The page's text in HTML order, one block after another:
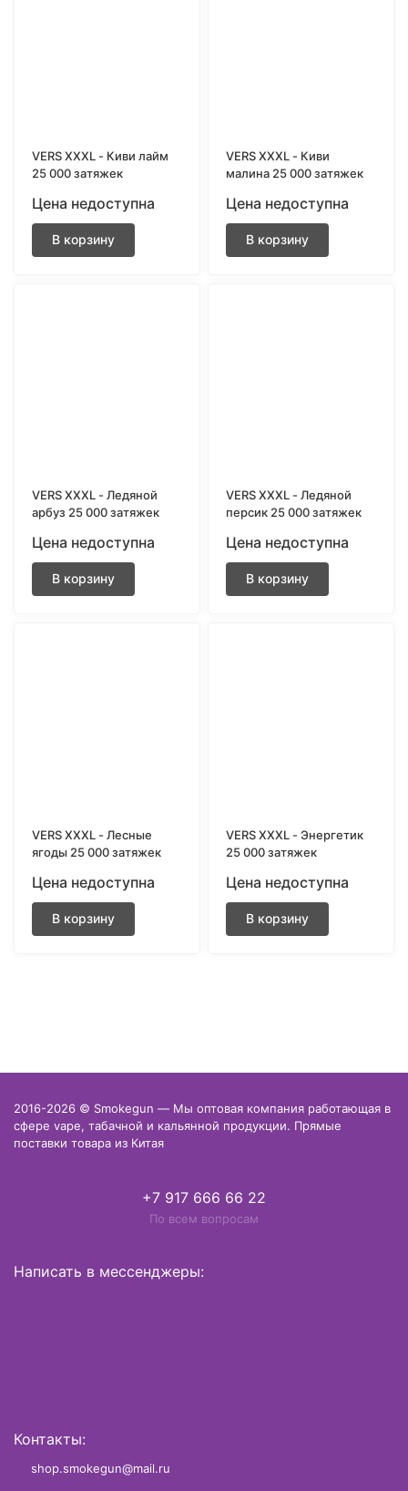
VERS XXXL - Киви лайм
25 000 затяжек
Цена недоступна
В корзину
VERS XXXL - Киви
малина 25 000 затяжек
Цена недоступна
В корзину
VERS XXXL - Ледяной
арбуз 25 000 затяжек
Цена недоступна
В корзину
VERS XXXL - Ледяной
персик 25 000 затяжек
Цена недоступна
В корзину
VERS XXXL - Лесные
ягоды 25 000 затяжек
Цена недоступна
В корзину
VERS XXXL - Энергетик
25 000 затяжек
Цена недоступна
В корзину
2016-2026 © Smokegun — Мы оптовая компания работающая в
сфере vape, табачной и кальянной продукции. Прямые
поставки товара из Китая
+7 917 666 66 22
По всем вопросам
Написать в мессенджеры:
Контакты:
shop.smokegun@mail.ru